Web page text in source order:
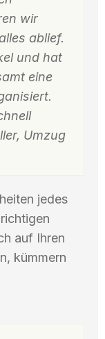
wir
ablief.
und hat
eine
Umzug
jedes
auf Ihren
kümmern